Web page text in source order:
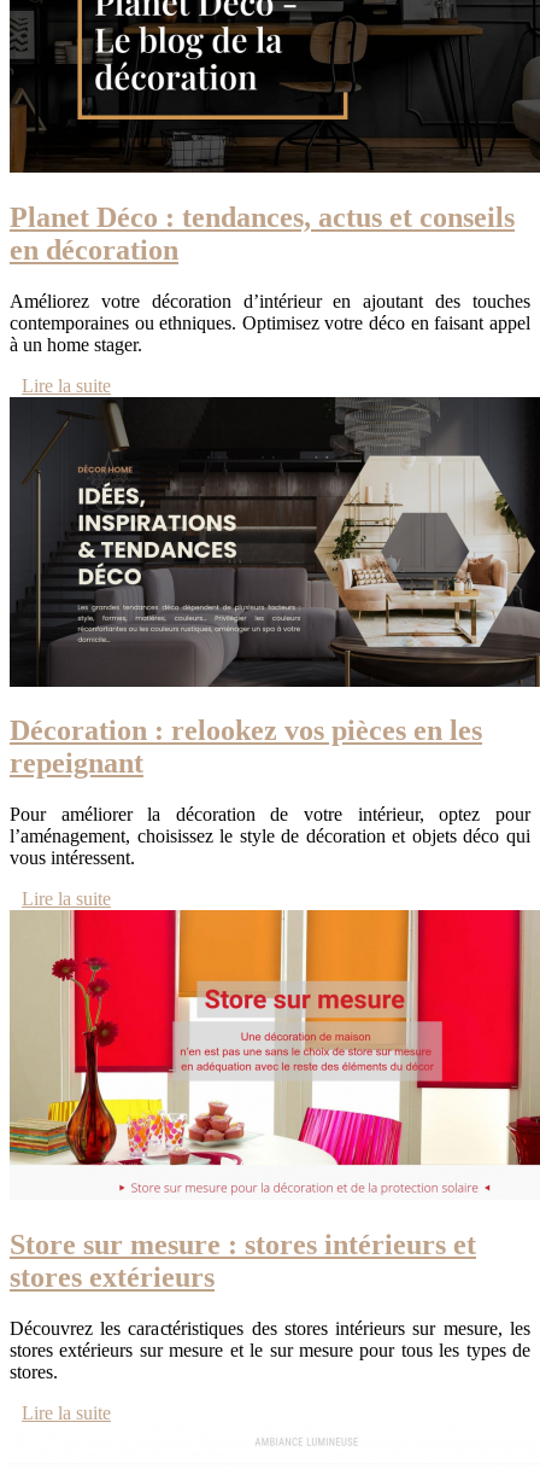
Planet Déco : tendances, actus et conseils
en décoration
Améliorez votre décoration d’intérieur en ajoutant des touches
contemporaines ou ethniques. Optimisez votre déco en faisant appel
à un home stager.
Lire la suite
Décoration : relookez vos pièces en les
repeignant
Pour améliorer la décoration de votre intérieur, optez pour
l’aménagement, choisissez le style de décoration et objets déco qui
vous intéressent.
Lire la suite
Store sur mesure : stores intérieurs et
stores extérieurs
Découvrez les caractéristiques des stores intérieurs sur mesure, les
stores extérieurs sur mesure et le sur mesure pour tous les types de
stores.
Lire la suite